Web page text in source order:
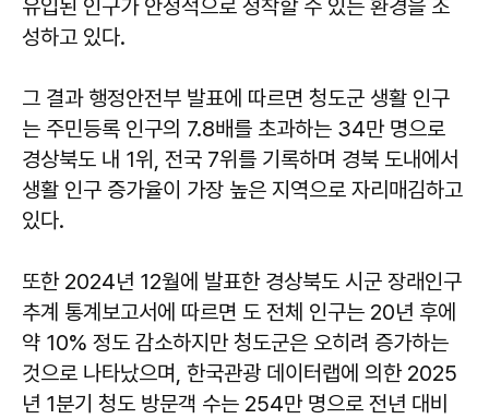
유입된 인구가 안정적으로 정착할 수 있는 환경을 조
성하고 있다.
그 결과 행정안전부 발표에 따르면 청도군 생활 인구
는 주민등록 인구의 7.8배를 초과하는 34만 명으로
경상북도 내 1위, 전국 7위를 기록하며 경북 도내에서
생활 인구 증가율이 가장 높은 지역으로 자리매김하고
있다.
또한 2024년 12월에 발표한 경상북도 시군 장래인구
추계 통계보고서에 따르면 도 전체 인구는 20년 후에
약 10% 정도 감소하지만 청도군은 오히려 증가하는
것으로 나타났으며, 한국관광 데이터랩에 의한 2025
년 1분기 청도 방문객 수는 254만 명으로 전년 대비